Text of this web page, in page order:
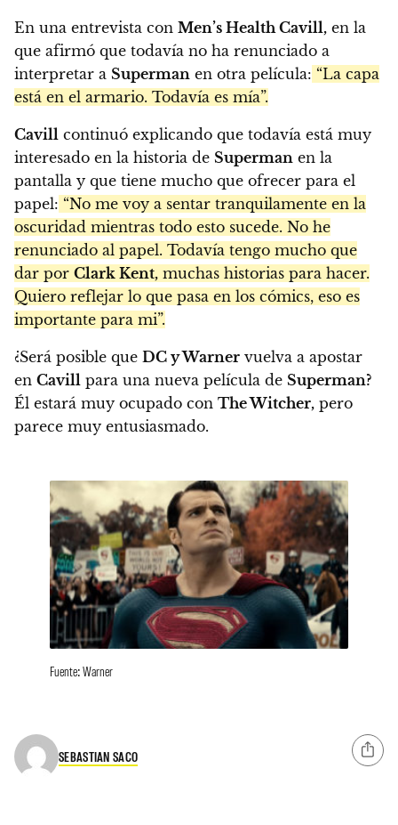
En una entrevista con Men’s Health Cavill, en la
que afirmó que todavía no ha renunciado a
interpretar a Superman en otra película: “La capa
está en el armario. Todavía es mía”.
Cavill continuó explicando que todavía está muy
interesado en la historia de Superman en la
pantalla y que tiene mucho que ofrecer para el
papel: “No me voy a sentar tranquilamente en la
oscuridad mientras todo esto sucede. No he
renunciado al papel. Todavía tengo mucho que
dar por Clark Kent, muchas historias para hacer.
Quiero reflejar lo que pasa en los cómics, eso es
importante para mi”.
¿Será posible que DC y Warner vuelva a apostar
en Cavill para una nueva película de Superman?
Él estará muy ocupado con The Witcher, pero
parece muy entusiasmado.
Fuente: Warner
SEBASTIAN SACO